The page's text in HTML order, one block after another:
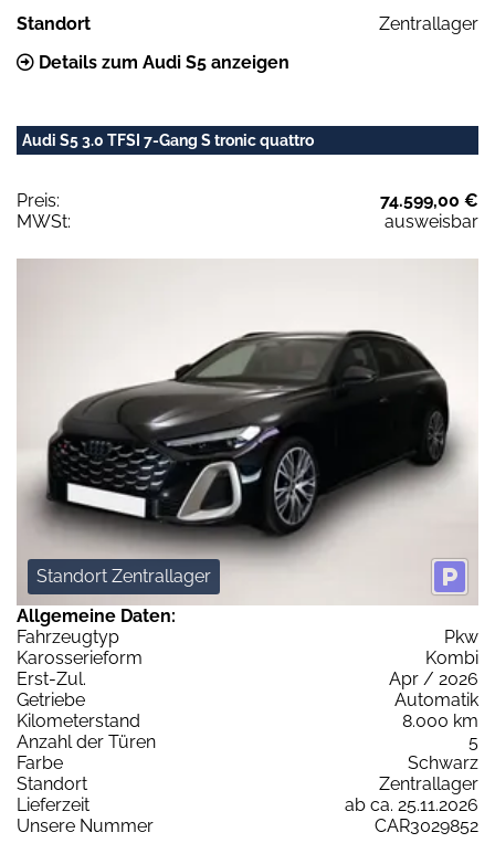
Standort
Zentrallager
Details zum Audi S5 anzeigen
Audi S5 3.0 TFSI 7-Gang S tronic quattro
Preis:
74.599,00 €
MWSt:
ausweisbar
Standort Zentrallager
Allgemeine Daten:
Fahrzeugtyp
Pkw
Karosserieform
Kombi
Erst-Zul.
Apr / 2026
Getriebe
Automatik
Kilometerstand
8.000 km
Anzahl der Türen
5
Farbe
Schwarz
Standort
Zentrallager
Lieferzeit
ab ca. 25.11.2026
Unsere Nummer
CAR3029852